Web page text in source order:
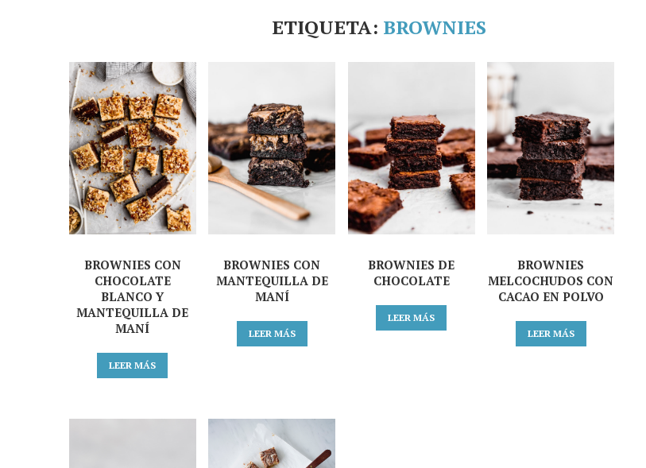
ETIQUETA: BROWNIES
BROWNIES CON
CHOCOLATE
BLANCO Y
MANTEQUILLA DE
MANÍ
LEER MÁS
BROWNIES CON
MANTEQUILLA DE
MANÍ
LEER MÁS
BROWNIES DE
CHOCOLATE
LEER MÁS
BROWNIES
MELCOCHUDOS CON
CACAO EN POLVO
LEER MÁS